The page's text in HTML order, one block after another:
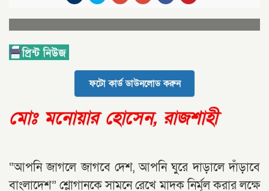
ফটো কার্ড ডাউনলোড করুন
মোঃ মনোয়ার হোসেন, রাজশাহী
“আপনি জাগলে জাগবে দেশ, আপনি ঘুরে দাড়ালে দাঁড়াবে
বাংলাদেশ” শ্লোগানকে সামনে রেখে মাদক নির্মূল করার লক্ষে